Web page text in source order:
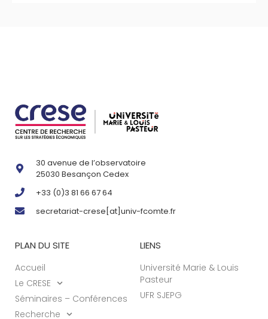
30 avenue de l’observatoire
25030 Besançon Cedex
+33 (0)3 81 66 67 64
secretariat-crese[at]univ-fcomte.fr
PLAN DU SITE
Accueil
Le CRESE
Séminaires – Conférences
Recherche
LIENS
Université Marie & Louis
Pasteur
UFR SJEPG